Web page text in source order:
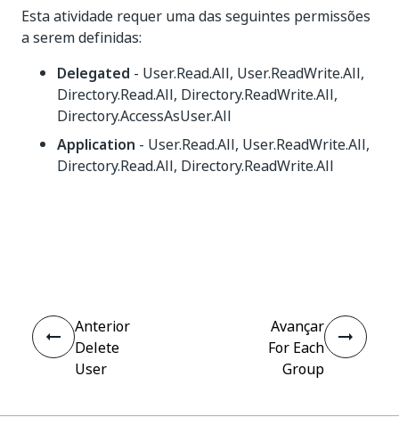
Esta atividade requer uma das seguintes permissões
a serem definidas:
Delegated - User.Read.All, User.ReadWrite.All,
Directory.Read.All, Directory.ReadWrite.All,
Directory.AccessAsUser.All
Application - User.Read.All, User.ReadWrite.All,
Directory.Read.All, Directory.ReadWrite.All
Anterior
Delete
User
Avançar
For Each
Group